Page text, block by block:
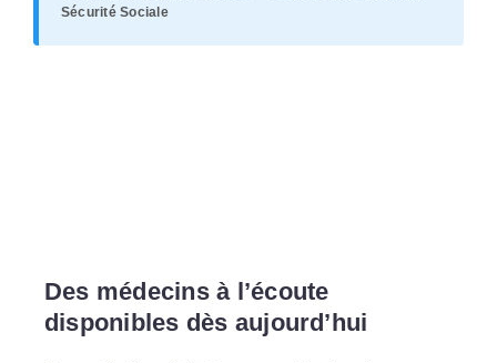
Sécurité Sociale
Des médecins à l’écoute
disponibles dès aujourd’hui